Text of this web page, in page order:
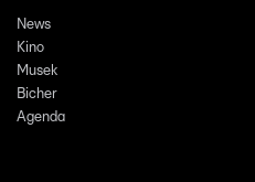
News
Kino
Musek
Bicher
Agenda